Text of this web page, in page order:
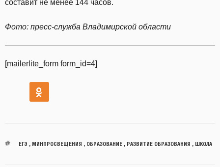
составит не менее 144 часов.
Фото: пресс-служба Владимирской области
[mailerlite_form form_id=4]
ЕГЭ , МИНПРОСВЕЩЕНИЯ , ОБРАЗОВАНИЕ, РАЗВИТИЕ ОБРАЗОВАНИЯ , ШКОЛА